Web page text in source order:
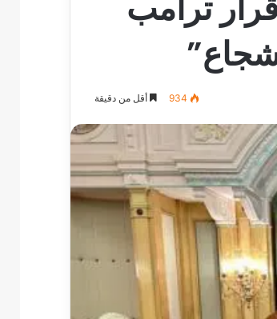
934 أقل من دقيقة